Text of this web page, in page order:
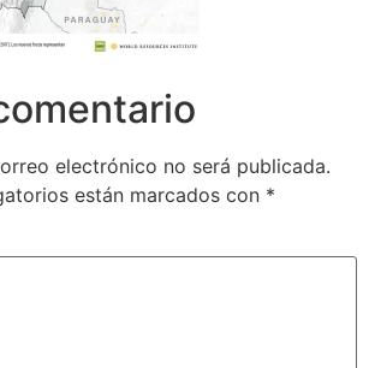
electrónico no será publicada.
están marcados con *